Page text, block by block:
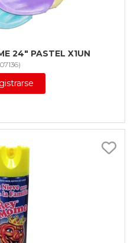
24" PASTEL X1UN
)